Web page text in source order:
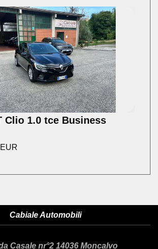
Clio 1.0 tce Business
Cabiale Automobili
Casale nr°2 14036 Moncalvo